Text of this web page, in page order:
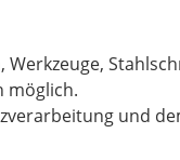
möglich.
und